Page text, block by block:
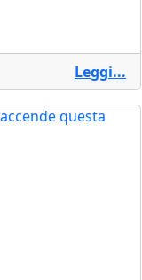
Leggi...